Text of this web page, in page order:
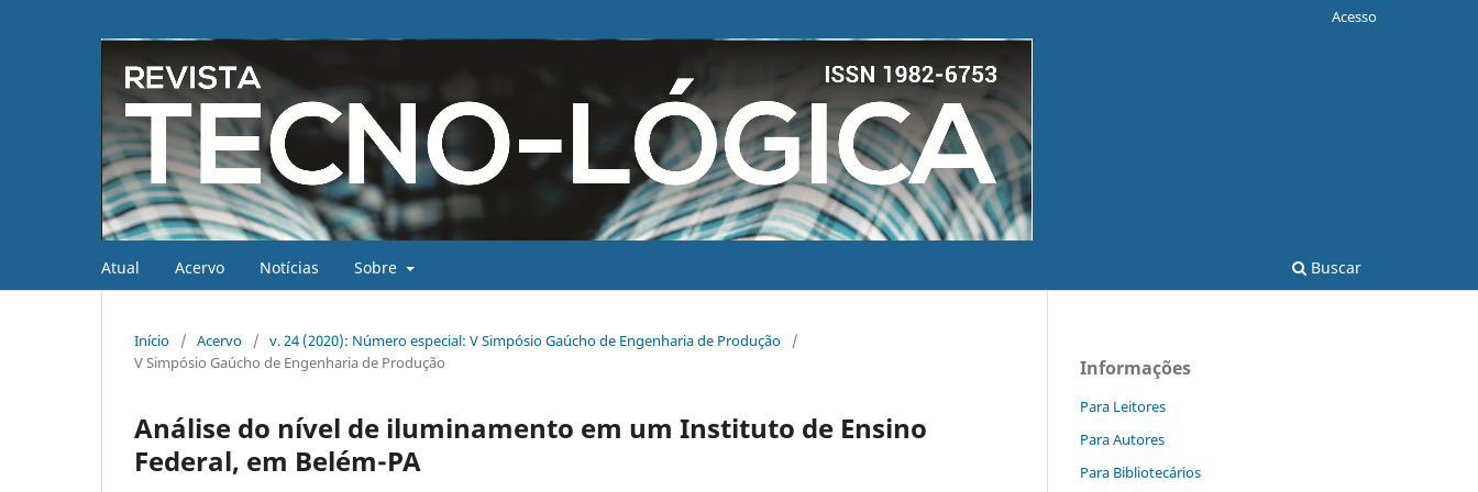
Atual Acervo Notícias Sobre Buscar
Acesso
Início / Acervo / v. 24 (2020): Número especial: V Simpósio Gaúcho de Engenharia de Produção
/
V Simpósio Gaúcho de Engenharia de Produção
Análise do nível de iluminamento em um Instituto de Ensino
Federal, em Belém-PA
Informações
Para Leitores
Para Autores
Para Bibliotecários